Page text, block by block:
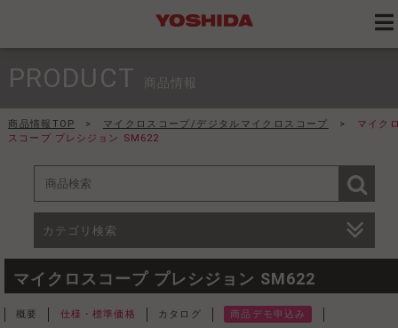
PRODUCT 商品情報
商品情報TOP > マイクロスコープ/デジタルマイクロスコープ >
マイク
スコープ プレシジョン SM622
カテゴリ検索
マイクロスコープ プレシジョン SM622
概要 仕様・標準価格 カタログ 商品デモ申込み